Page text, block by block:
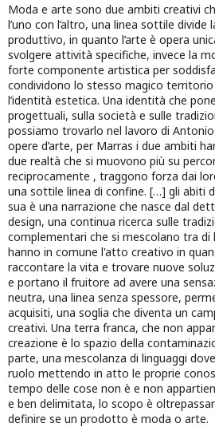
Moda e arte sono due ambiti creativi
l’uno con l’altro, una linea sottile
produttivo, in quanto l’arte è opera
svolgere attività specifiche, invece la
forte componente artistica per
condividono lo stesso magico
l’identità estetica. Una identità che
progettuali, sulla società e sulle
possiamo trovarlo nel lavoro di
opere d’arte, per Marras i due ambiti
due realtà che si muovono più su
reciprocamente , traggono forza dai
una sottile linea di confine. […] gli abiti
sua è una narrazione che nasce dal
design, una continua ricerca sulle
complementari che si mescolano tra di
hanno in comune l'atto creativo in
raccontare la vita e trovare nuove
e portano il fruitore ad avere una
neutra, una linea senza spessore,
acquisiti, una soglia che diventa un
creativi. Una terra franca, che non
creazione è lo spazio della
parte, una mescolanza di linguaggi
ruolo mettendo in atto le proprie
tempo delle cose non è e non
e ben delimitata, lo scopo è
definire se un prodotto è moda o arte.